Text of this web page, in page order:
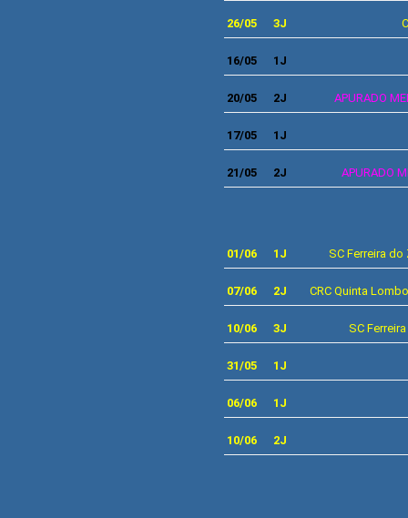
26/05 3J
16/05 1J
20/05 2J APURADO
17/05 1J
21/05 2J APURADO
01/06 1J SC Ferreira
07/06 2J CRC Quinta
10/06 3J SC
31/05 1J
06/06 1J
10/06 2J